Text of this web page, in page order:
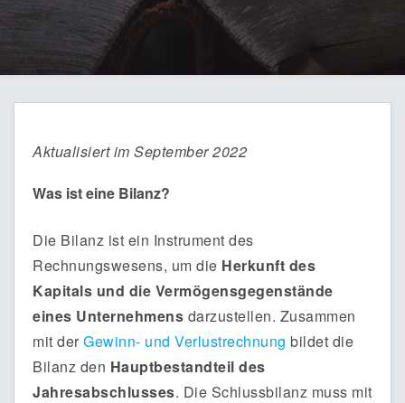
Aktualisiert im September 2022
Was ist eine Bilanz?
Die Bilanz ist ein Instrument des
Rechnungswesens, um die Herkunft des
Kapitals und die Vermögensgegenstände
eines Unternehmens darzustellen. Zusammen
mit der Gewinn- und Verlustrechnung bildet die
Bilanz den Hauptbestandteil des
Jahresabschlusses. Die Schlussbilanz muss mit